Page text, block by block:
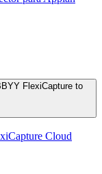
FlexiCapture to
Cloud